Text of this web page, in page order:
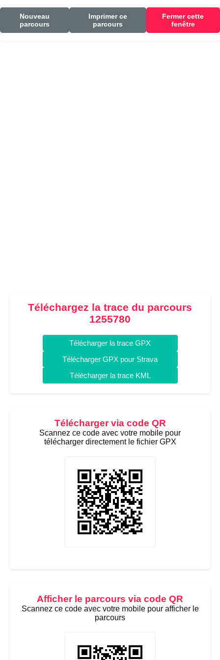
Nouveau
parcours
Imprimer ce
parcours
Fermer cette
fenêtre
Téléchargez la trace du parcours
1255780
Télécharger la trace GPX
Télécharger GPX pour Strava
Télécharger la trace KML
Télécharger via code QR
Scannez ce code avec votre mobile pour
télécharger directement le fichier GPX
Afficher le parcours via code QR
Scannez ce code avec votre mobile pour afficher le
parcours